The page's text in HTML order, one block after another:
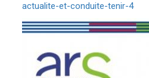
actualite-et-conduite-tenir-4